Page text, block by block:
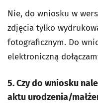
Nie, do wniosku w
zdjęcia tylko
fotograficznym. Do
elektroniczną
5. Czy do wniosku
aktu urodzenia/